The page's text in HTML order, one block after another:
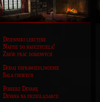
Dzienniki lekcyjne
Napisz do nauczyciela!
Zbiór prac domowych
Dodaj usprawiedliwienie
Sala chorych
Pobierz Devanę
Devana na przeglądarce